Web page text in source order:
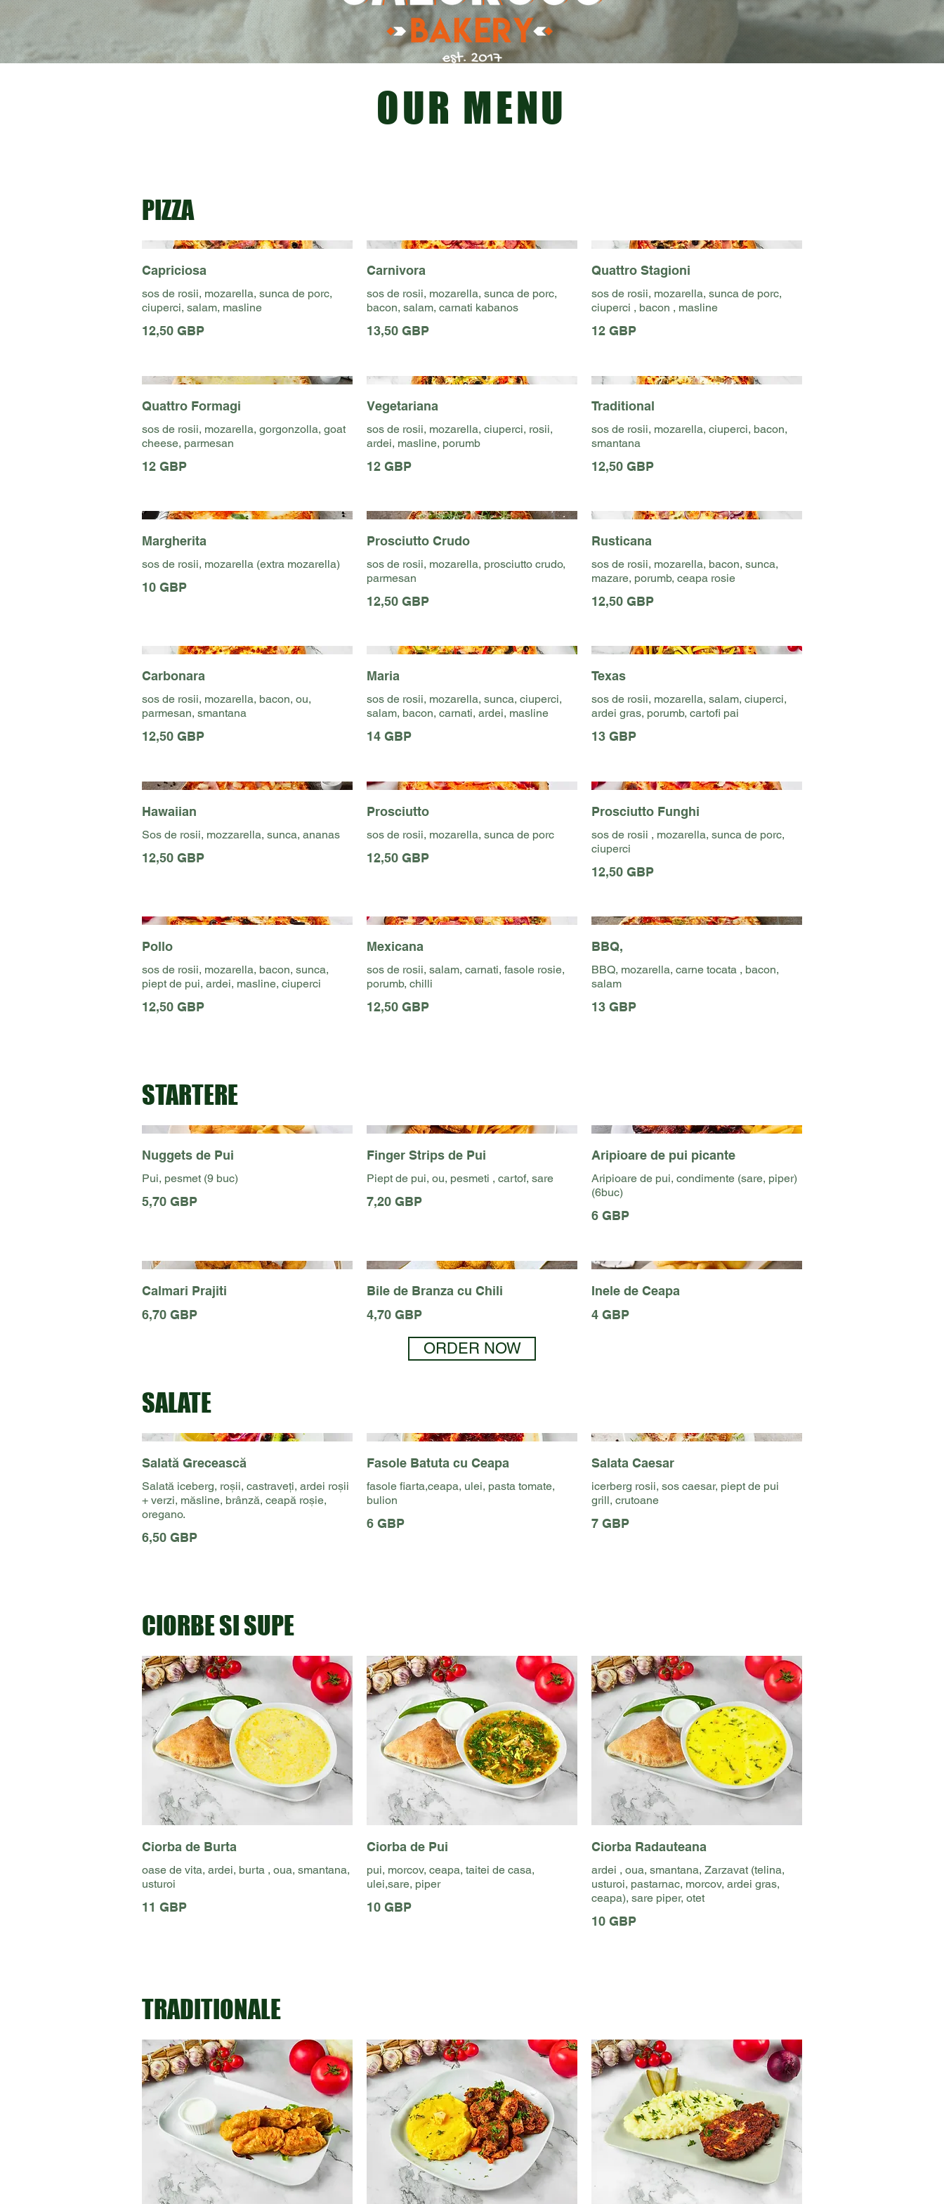
OUR MENU
PIZZA
Capriciosa
sos de rosii, mozarella, sunca de porc,
ciuperci, salam, masline
12,50 GBP
Carnivora
sos de rosii, mozarella, sunca de porc,
bacon, salam, carnati kabanos
13,50 GBP
Quattro Stagioni
sos de rosii, mozarella, sunca de porc,
ciuperci , bacon , masline
12 GBP
Quattro Formagi
sos de rosii, mozarella, gorgonzolla, goat
cheese, parmesan
12 GBP
Vegetariana
sos de rosii, mozarella, ciuperci, rosii,
ardei, masline, porumb
12 GBP
Traditional
sos de rosii, mozarella, ciuperci, bacon,
smantana
12,50 GBP
Margherita
sos de rosii, mozarella (extra mozarella)
10 GBP
Prosciutto Crudo
sos de rosii, mozarella, prosciutto crudo,
parmesan
12,50 GBP
Rusticana
sos de rosii, mozarella, bacon, sunca,
mazare, porumb, ceapa rosie
12,50 GBP
Carbonara
sos de rosii, mozarella, bacon, ou,
parmesan, smantana
12,50 GBP
Maria
sos de rosii, mozarella, sunca, ciuperci,
salam, bacon, carnati, ardei, masline
14 GBP
Texas
sos de rosii, mozarella, salam, ciuperci,
ardei gras, porumb, cartofi pai
13 GBP
Hawaiian
Sos de rosii, mozzarella, sunca, ananas
12,50 GBP
Prosciutto
sos de rosii, mozarella, sunca de porc
12,50 GBP
Prosciutto Funghi
sos de rosii , mozarella, sunca de porc,
ciuperci
12,50 GBP
Pollo
sos de rosii, mozarella, bacon, sunca,
piept de pui, ardei, masline, ciuperci
12,50 GBP
Mexicana
sos de rosii, salam, carnati, fasole rosie,
porumb, chilli
12,50 GBP
BBQ,
BBQ, mozarella, carne tocata , bacon,
salam
13 GBP
STARTERE
Nuggets de Pui
Pui, pesmet (9 buc)
5,70 GBP
Finger Strips de Pui
Piept de pui, ou, pesmeti , cartof, sare
7,20 GBP
Aripioare de pui picante
Aripioare de pui, condimente (sare, piper)
(6buc)
6 GBP
Calmari Prajiti
6,70 GBP
Bile de Branza cu Chili
4,70 GBP
Inele de Ceapa
4 GBP
SALATE
Salată Grecească
Salată iceberg, roșii, castraveți, ardei roșii
+ verzi, măsline, brânză, ceapă roșie,
oregano.
6,50 GBP
Fasole Batuta cu Ceapa
fasole fiarta,ceapa, ulei, pasta tomate,
bulion
6 GBP
Salata Caesar
icerberg rosii, sos caesar, piept de pui
grill, crutoane
7 GBP
CIORBE SI SUPE
Ciorba de Burta
oase de vita, ardei, burta , oua, smantana,
usturoi
11 GBP
Ciorba de Pui
pui, morcov, ceapa, taitei de casa,
ulei,sare, piper
10 GBP
Ciorba Radauteana
ardei , oua, smantana, Zarzavat (telina,
usturoi, pastarnac, morcov, ardei gras,
ceapa), sare piper, otet
10 GBP
TRADITIONALE
ORDER NOW